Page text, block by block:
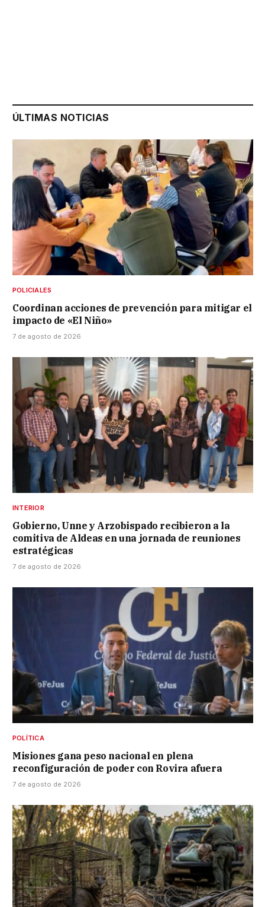
ÚLTIMAS NOTICIAS
POLICIALES
Coordinan acciones de prevención para mitigar el
impacto de «El Niño»
7 de agosto de 2026
INTERIOR
Gobierno, Unne y Arzobispado recibieron a la
comitiva de Aldeas en una jornada de reuniones
estratégicas
7 de agosto de 2026
POLÍTICA
Misiones gana peso nacional en plena
reconfiguración de poder con Rovira afuera
7 de agosto de 2026